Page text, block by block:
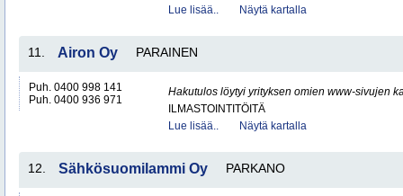
Lue lisää..
Näytä kartalla
11. Airon Oy PARAINEN
Puh. 0400 998 141
Puh. 0400 936 971
Hakutulos löytyi yrityksen omien www-sivujen
ILMASTOINTITÖITÄ
Lue lisää..
Näytä kartalla
12. Sähkösuomilammi Oy PARKANO